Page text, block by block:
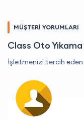
MÜŞTERİ YORUMLARI
Class Oto
İşletmenizi tercih